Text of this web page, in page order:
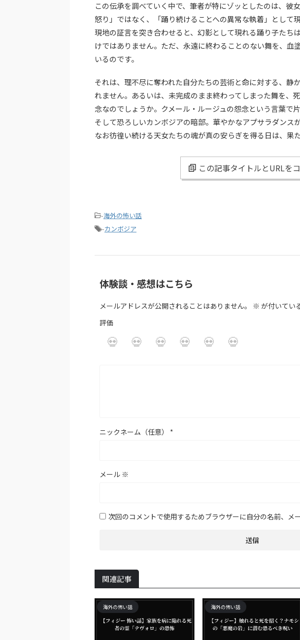
この伝承を調べていく中で、筆者が特にゾッとしたのは、彼
怒り」ではなく、「踊り続けることへの異常な執着」として
現地の証言を突き合わせると、幻影として現れる踊り子たち
けではありません。ただ、永遠に終わることのない舞を、血
いるのです。
それは、理不尽に奪われた自分たちの芸術と命に対する、静
れません。あるいは、未完成のまま終わってしまった舞を、
念なのでしょうか。クメール・ルージュの怨念という言葉で
そして恐ろしいカンボジアの暗部。華やかなアプサラダンス
なお彷徨い続ける天女たちの魂が真の安らぎを得る日は、果
この記事タイトルとURLを
-海外の怖い話
-カンボジア
体験談・感想はこちら
メールアドレスが公開されることはありません。 ※ が付いてい
評価
ニックネーム（任意） *
メール ※
次回のコメントで使用するためブラウザーに自分の名前、メ
関連記事
海外の怖い話 海外の怖い話